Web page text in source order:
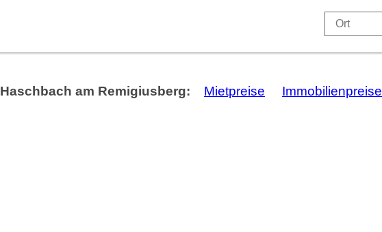
Haschbach am Remigiusberg: Mietpreise Immobilienpreise